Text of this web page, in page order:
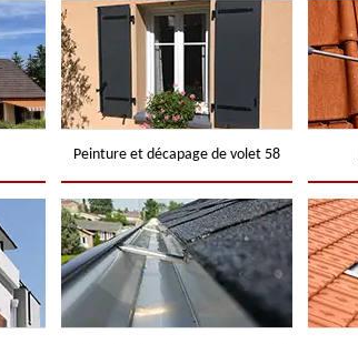
Peinture et décapage de volet 58